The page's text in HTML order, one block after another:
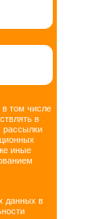
том числе
в
рассылки
иные
данных в